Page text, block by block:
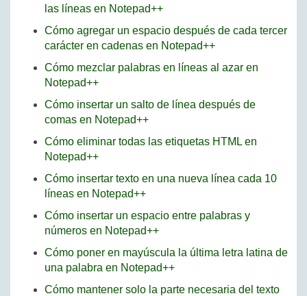
las líneas en Notepad++
Cómo agregar un espacio después de cada tercer
carácter en cadenas en Notepad++
Cómo mezclar palabras en líneas al azar en
Notepad++
Cómo insertar un salto de línea después de
comas en Notepad++
Cómo eliminar todas las etiquetas HTML en
Notepad++
Cómo insertar texto en una nueva línea cada 10
líneas en Notepad++
Cómo insertar un espacio entre palabras y
números en Notepad++
Cómo poner en mayúscula la última letra latina de
una palabra en Notepad++
Cómo mantener solo la parte necesaria del texto